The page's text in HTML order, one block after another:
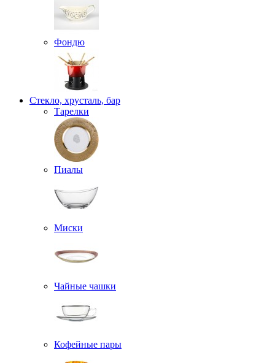
Фондю
Стекло, хрусталь, бар
Тарелки
Пиалы
Миски
Чайные чашки
Кофейные пары